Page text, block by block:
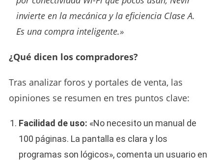
invierte en la mecánica y la eficiencia Clase A.
Es una compra inteligente.»
¿Qué dicen los compradores?
Tras analizar foros y portales de venta, las
opiniones se resumen en tres puntos clave:
Facilidad de uso: «No necesito un manual de
100 páginas. La pantalla es clara y los
programas son lógicos», comenta un usuario en